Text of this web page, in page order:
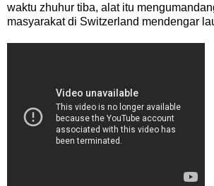
waktu zhuhur tiba, alat itu
masyarakat di Switzerland mendengar